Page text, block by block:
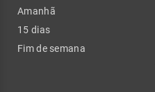
Amanhã
15 dias
Fim de semana